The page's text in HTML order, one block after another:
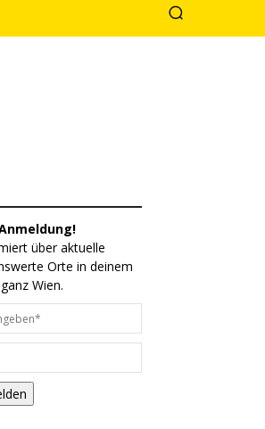
über aktuelle
Orte in deinem
Wien.